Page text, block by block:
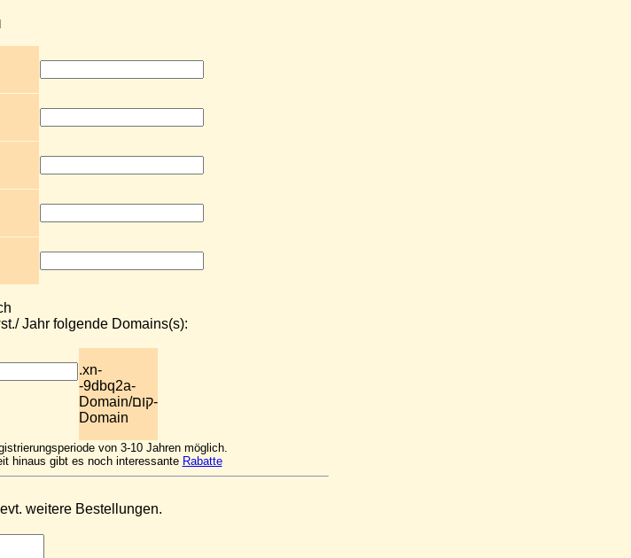
Jahr folgende Domains(s):
.xn-
-9dbq2a-
Domain/קום-
Domain
von 3-10 Jahren möglich.
hinaus gibt es noch interessante Rabatte
weitere Bestellungen.